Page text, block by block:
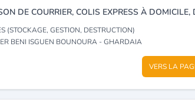
(STOCKAGE, GESTION, DESTRUCTION)
BENI ISGUEN BOUNOURA - GHARDAIA
VERS LA